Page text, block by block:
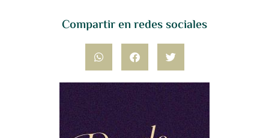
Compartir en redes sociales